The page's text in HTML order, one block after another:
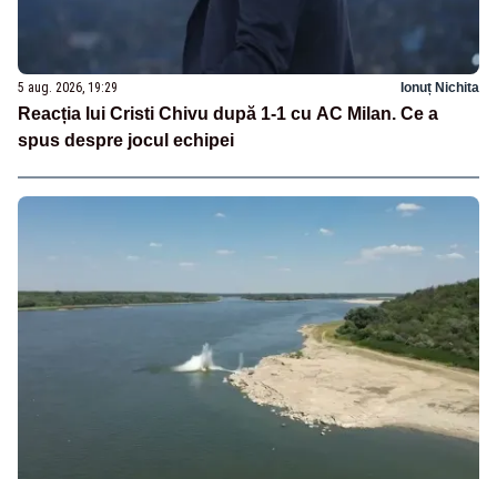
5 aug. 2026, 19:29 Ionuț Nichita
Reacția lui Cristi Chivu după 1-1 cu AC Milan. Ce a
spus despre jocul echipei